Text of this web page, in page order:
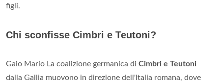
figli.
Chi sconfisse Cimbri e Teutoni?
Gaio Mario La coalizione germanica di Cimbri e Teutoni
dalla Gallia muovono in direzione dell'Italia romana, dove